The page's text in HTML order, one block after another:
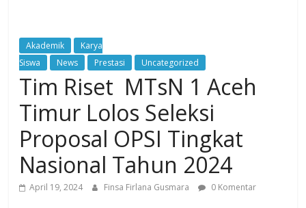
Akademik
Karya
Siswa
News Prestasi Uncategorized
Tim Riset MTsN 1 Aceh
Timur Lolos Seleksi
Proposal OPSI Tingkat
Nasional Tahun 2024
April 19, 2024 Finsa Firlana Gusmara 0 Komentar